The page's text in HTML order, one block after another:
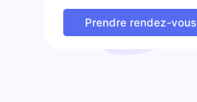
Prendre rendez-vous